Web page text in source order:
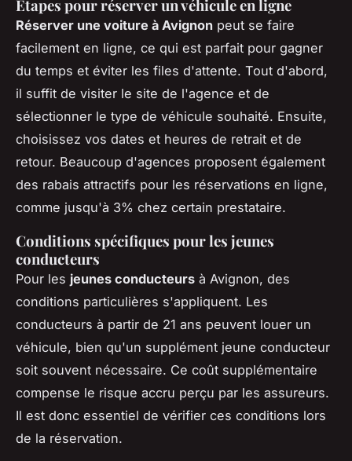
Étapes pour réserver un véhicule en ligne
Réserver une voiture à Avignon peut se faire
facilement en ligne, ce qui est parfait pour gagner
du temps et éviter les files d'attente. Tout d'abord,
il suffit de visiter le site de l'agence et de
sélectionner le type de véhicule souhaité. Ensuite,
choisissez vos dates et heures de retrait et de
retour. Beaucoup d'agences proposent également
des rabais attractifs pour les réservations en ligne,
comme jusqu'à 3% chez certain prestataire.
Conditions spécifiques pour les jeunes
conducteurs
Pour les jeunes conducteurs à Avignon, des
conditions particulières s'appliquent. Les
conducteurs à partir de 21 ans peuvent louer un
véhicule, bien qu'un supplément jeune conducteur
soit souvent nécessaire. Ce coût supplémentaire
compense le risque accru perçu par les assureurs.
Il est donc essentiel de vérifier ces conditions lors
de la réservation.